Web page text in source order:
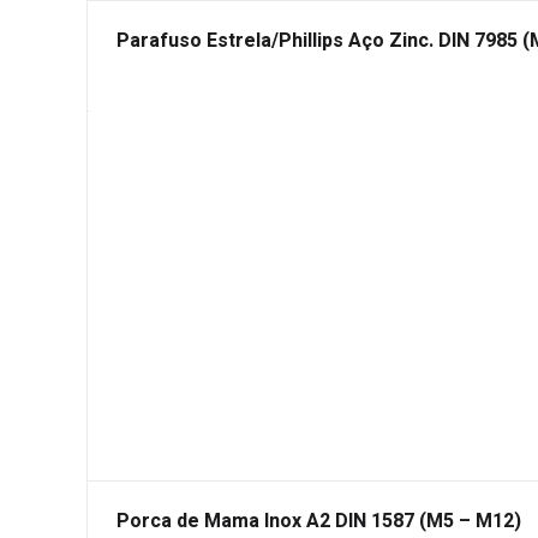
Parafuso Estrela/Phillips Aço Zinc. DIN 7985
Porca de Mama Inox A2 DIN 1587 (M5 – M12)